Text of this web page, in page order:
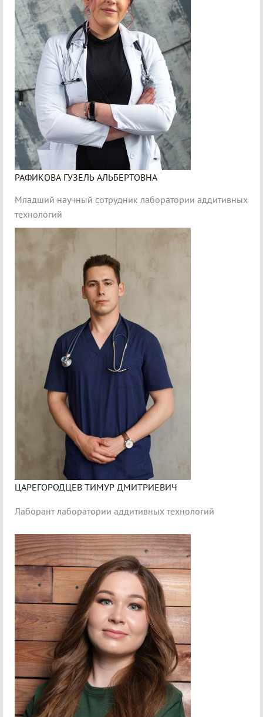
РАФИКОВА ГУЗЕЛЬ АЛЬБЕРТОВНА
Младший научный сотрудник лаборатории аддитивных
технологий
ЦАРЕГОРОДЦЕВ ТИМУР ДМИТРИЕВИЧ
Лаборант лаборатории аддитивных технологий